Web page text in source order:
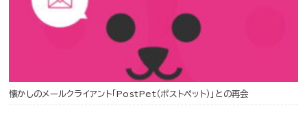
懐かしのメールクライアント「PostPet（ポストペット）」との再会